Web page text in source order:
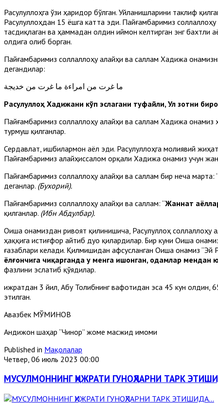
Расулуллоҳга ўзи ҳаридор бўлган. Уйланишларини таклиф
Расулуллоҳдан 15 ёшга катта эди. Пайғамбаримиз
тасдиқлаган ва ҳаммадан олдин иймон келтирган энг бахтли
олдига олиб борган.
Пайғамбаримиз соллаллоҳу алайҳи ва саллам Хадижа
дегандилар:
ما غرت من امراءة ما غرت من خديجة
Расулуллоҳ Хадижани кўп эслагани туфайли, Ул зотни
Пайғамбаримиз соллаллоҳу алайҳи ва саллам Хадижа онамиз
турмуш қилганлар.
Сердавлат, ишбилармон аёл эди. Расулуллоҳга молиявий
Пайғамбаримиз алайҳиссалом орқали Хадижа онамиз учун
Пайғамбаримиз соллаллоҳу алайҳи ва саллам бир неча марта:
деганлар. (Бухорий).
Пайғамбаримиз соллаллоҳу алайҳи ва саллам: “Жаннат
қилганлар. (Ибн Абдулбар).
Оиша онамиздан ривоят қилинишича, Расулуллоҳ соллаллоҳу
ҳаққига истиғфор айтиб дуо қилардилар. Бир куни Оиша
ғазаблари келади. Қилмишидан афсусланган Оиша онамиз
ёлғончига чиқарганда у менга ишонган, одамлар мендан
фазлини эслатиб қўядилар.
Ҳижратдан 3 йил, Абу Толибнинг вафотидан эса 45 кун
этилган.
Авазбек МЎМИНОВ
Андижон шаҳар “Чинор” жоме масжид имоми
Published in Мақолалар
Четвер, 06 июль 2023 00:00
МУСУЛМОННИНГ ҲИЖРАТИ ГУНОҲЛАРНИ ТАРК